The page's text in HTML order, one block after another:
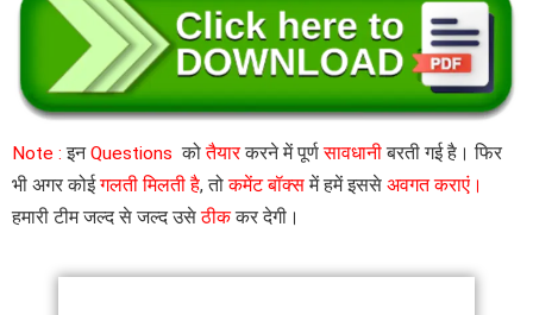
Note : इनQuestions कोतैयारकरने में पूर्णसावधानीबरती गई है। फिर
भी अगर कोईगलती मिलती है, तोकमेंट बॉक्समें हमें इससे अवगत कराएं।
हमारी टीम जल्द से जल्द उसेठीककर देगी।